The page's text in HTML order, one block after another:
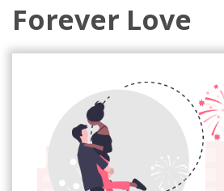
Forever Love